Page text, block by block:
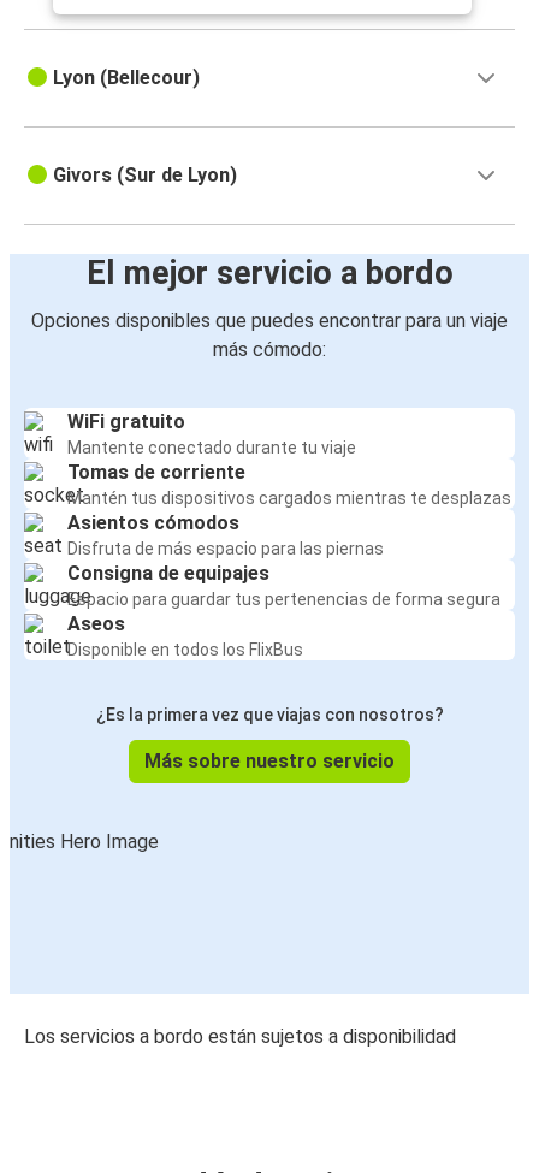
Lyon (Bellecour)
Givors (Sur de Lyon)
El mejor servicio a bordo
Opciones disponibles que puedes encontrar para un viaje
más cómodo:
WiFi gratuito
Mantente conectado durante tu viaje
Tomas de corriente
Mantén tus dispositivos cargados mientras te desplazas
Asientos cómodos
Disfruta de más espacio para las piernas
Consigna de equipajes
Espacio para guardar tus pertenencias de forma segura
Aseos
Disponible en todos los FlixBus
¿Es la primera vez que viajas con nosotros?
Más sobre nuestro servicio
Los servicios a bordo están sujetos a disponibilidad